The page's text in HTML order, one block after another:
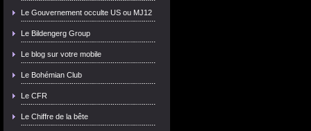
Le Gouvernement occulte US ou MJ12
Le Bildengerg Group
Le blog sur votre mobile
Le Bohémian Club
Le CFR
Le Chiffre de la bête